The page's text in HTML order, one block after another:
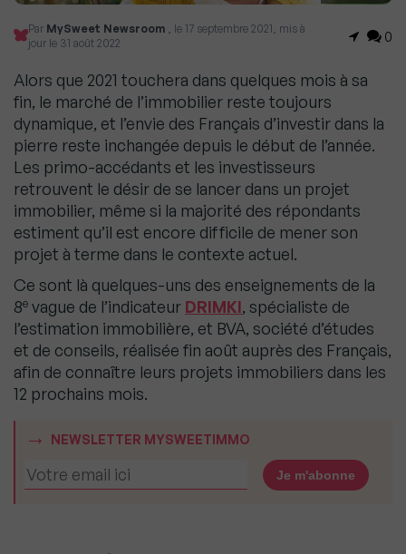
Par MySweet Newsroom , le 17 septembre 2021, mis à
jour le 31 août 2022
0
Alors que 2021 touchera dans quelques mois à sa
fin, le marché de l’immobilier reste toujours
dynamique, et l’envie des Français d’investir dans la
pierre reste inchangée depuis le début de l’année.
Les primo-accédants et les investisseurs
retrouvent le désir de se lancer dans un projet
immobilier, même si la majorité des répondants
estiment qu’il est encore difficile de mener son
projet à terme dans le contexte actuel.
Ce sont là quelques-uns des enseignements de la
8e vague de l’indicateur DRIMKI, spécialiste de
l’estimation immobilière, et BVA, société d’études
et de conseils, réalisée fin août auprès des Français,
afin de connaître leurs projets immobiliers dans les
12 prochains mois.
NEWSLETTER MYSWEETIMMO